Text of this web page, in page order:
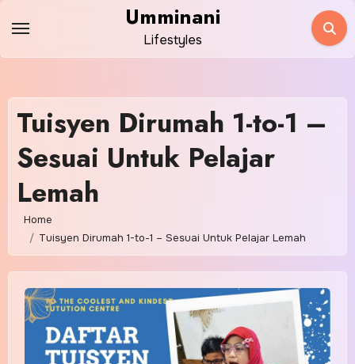
content
Umminani
Lifestyles
Tuisyen Dirumah 1-to-1 –
Sesuai Untuk Pelajar
Lemah
Home
Tuisyen Dirumah 1-to-1 – Sesuai Untuk Pelajar Lemah